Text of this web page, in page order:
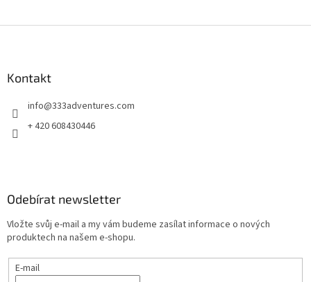
Kontakt
info@333adventures.com
+ 420 608430446
Odebírat newsletter
Vložte svůj e-mail a my vám budeme zasílat informace o nových
produktech na našem e-shopu.
E-mail